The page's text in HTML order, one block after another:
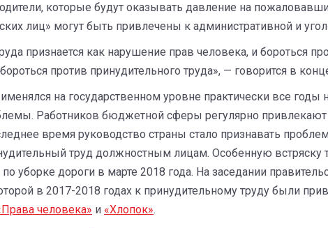
которые будут оказывать давление на
лиц» могут быть привлечены к административной и
признается как нарушение прав человека, и бороться
против принудительного труда», — говорится в
на государственном уровне практически все
Работников бюджетной сферы регулярно
время руководство страны стало признавать
труд должностным лицам. Особенную встряску
уборке дороги в марте 2018 года. На заседании
в 2017-2018 годах к принудительному труду были
человека» и «Хлопок».